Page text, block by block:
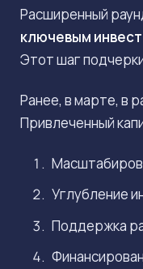
Расширенный
ключевым
Этот шаг
Ранее, в марте, в
Привлеченный
Углубление
Поддержка